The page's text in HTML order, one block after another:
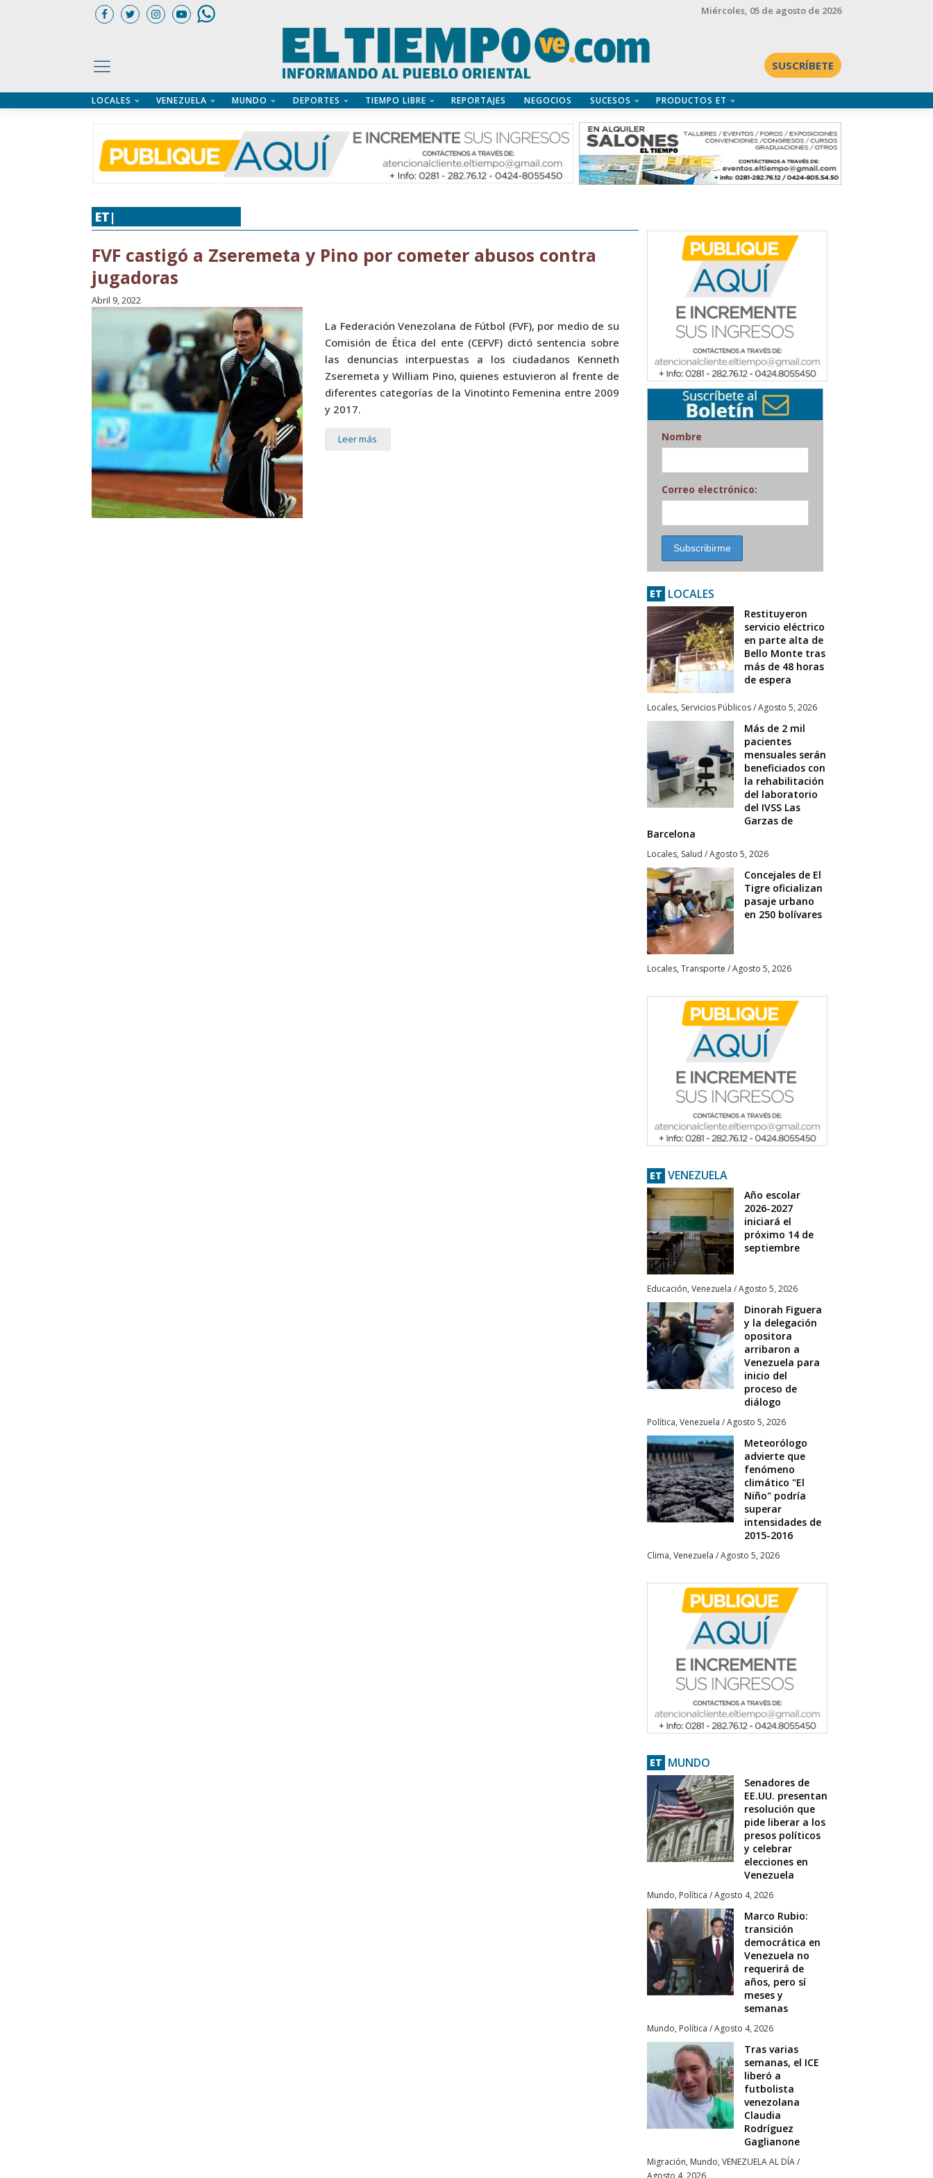
Miércoles, 05 de agosto de 2026
SUSCRÍBETE
LOCALES VENEZUELA MUNDO DEPORTES TIEMPO LIBRE REPORTAJES NEGOCIOS SUCESOS PRODUCTOS ET
ET|
FVF castigó a Zseremeta y Pino por cometer abusos contra
jugadoras
Abril 9, 2022
La Federación Venezolana de Fútbol (FVF), por medio de su
Comisión de Ética del ente (CEFVF) dictó sentencia sobre
las denuncias interpuestas a los ciudadanos Kenneth
Zseremeta y William Pino, quienes estuvieron al frente de
diferentes categorías de la Vinotinto Femenina entre 2009
y 2017.
Leer más Nombre
Correo electrónico:
ET LOCALES
Restituyeron
servicio eléctrico
en parte alta de
Bello Monte tras
más de 48 horas
de espera
Locales, Servicios Públicos/Agosto 5, 2026
Más de 2 mil
pacientes
mensuales serán
beneficiados con
la rehabilitación
del laboratorio
del IVSS Las
Garzas de
Barcelona
Locales, Salud /Agosto 5, 2026
Concejales de El
Tigre oficializan
pasaje urbano
en 250 bolívares
Locales, Transporte /Agosto 5, 2026
ET VENEZUELA
Año escolar
2026-2027
iniciará el
próximo 14 de
septiembre
Educación, Venezuela /Agosto 5, 2026
Dinorah Figuera
y la delegación
opositora
arribaron a
Venezuela para
inicio del
proceso de
diálogo
Política, Venezuela /Agosto 5, 2026
Meteorólogo
advierte que
fenómeno
climático "El
Niño" podría
superar
intensidades de
2015-2016
Clima, Venezuela /Agosto 5, 2026
ET MUNDO
Senadores de
EE.UU. presentan
resolución que
pide liberar a los
presos políticos
y celebrar
elecciones en
Venezuela
Mundo, Política /Agosto 4, 2026
Marco Rubio:
transición
democrática en
Venezuela no
requerirá de
años, pero sí
meses y
semanas
Mundo, Política /Agosto 4, 2026
Tras varias
semanas, el ICE
liberó a
futbolista
venezolana
Claudia
Rodríguez
Gaglianone
Migración, Mundo, VENEZUELA AL DÍA/
Agosto 4, 2026